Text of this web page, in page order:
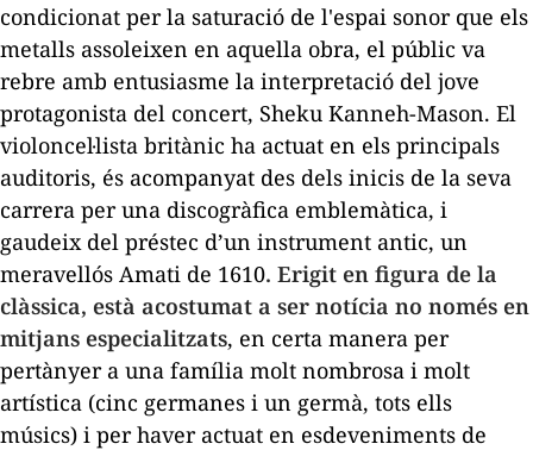
condicionat per la saturació de l'espai sonor que els
metalls assoleixen en aquella obra, el públic va
rebre amb entusiasme la interpretació del jove
protagonista del concert, Sheku Kanneh-Mason. El
violoncel·lista britànic ha actuat en els principals
auditoris, és acompanyat des dels inicis de la seva
carrera per una discogràfica emblemàtica, i
gaudeix del préstec d’un instrument antic, un
meravellós Amati de 1610. Erigit en figura de la
clàssica, està acostumat a ser notícia no només en
mitjans especialitzats, en certa manera per
pertànyer a una família molt nombrosa i molt
artística (cinc germanes i un germà, tots ells
músics) i per haver actuat en esdeveniments de